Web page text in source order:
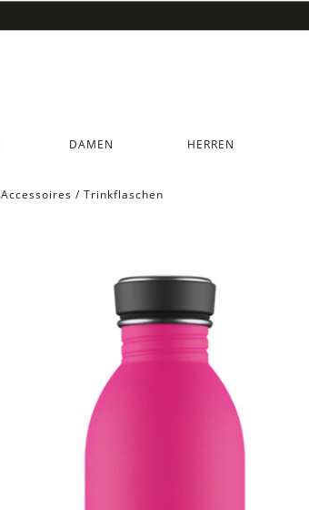
DAMEN HERREN
Accessoires / Trinkflaschen